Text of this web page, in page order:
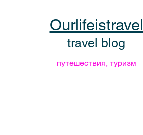
Ourlifeistravel
travel blog
путешествия, туризм